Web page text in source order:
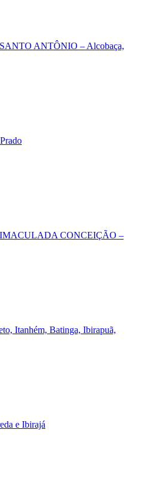
ANTÔNIO – Alcobaça,
CONCEIÇÃO –
Itanhém, Batinga, Ibirapuã,
e Ibirajá